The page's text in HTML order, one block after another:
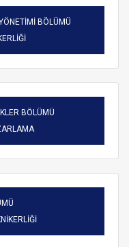
BÖLÜMÜ
BÖLÜMÜ